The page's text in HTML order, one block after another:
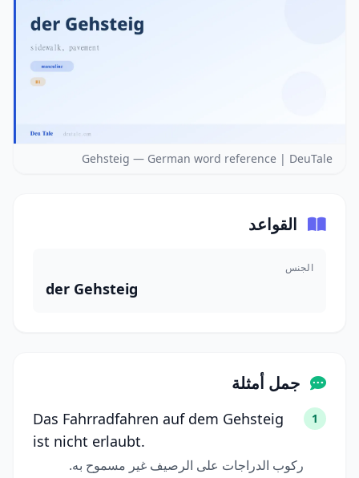
Gehsteig — German word reference | DeuTale
القواعد
الجنس
der Gehsteig
جمل أمثلة
1
Das Fahrradfahren auf dem Gehsteig
ist nicht erlaubt.
ركوب الدراجات على الرصيف غير مسموح به.